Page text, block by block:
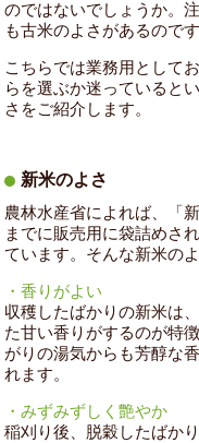
のではないでしょうか。
も古米のよさがあるのです
こちらでは業務用として
らを選ぶか迷っていると
さをご紹介します。
新米のよさ
農林水産省によれば、「
までに販売用に袋詰めさ
ています。そんな新米の
・香りがよい
収穫したばかりの新米は
た甘い香りがするのが特
がりの湯気からも芳醇な
れます。
・みずみずしく艶やか
稲刈り後、脱穀したばか